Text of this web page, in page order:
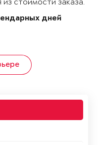
из стоимости заказа.
дней